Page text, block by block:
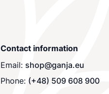
Contact information
Email: shop@ganja.eu
Phone: (+48) 509 608 900